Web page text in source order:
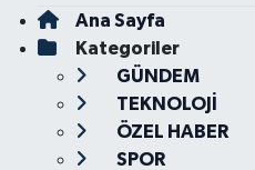
Ana Sayfa
Kategoriler
GÜNDEM
TEKNOLOJİ
ÖZEL HABER
SPOR